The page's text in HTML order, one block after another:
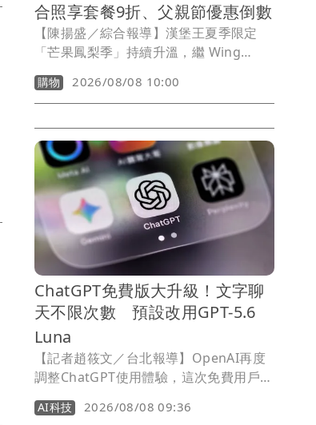
合照享套餐9折、父親節優惠倒數
【陳揚盛／綜合報導】漢堡王夏季限定
「芒果鳳梨季」持續升溫，繼 Wing
Stars 成員「一粒」擔任一日店長後，再
推出粉絲專屬優惠。即日起至9/7，凡購
買指定芒果堡並登錄發票，即有機會抽中
「一粒」親筆簽名人形立牌及限量飲料
杯；前往漢堡王長春店與全台唯一「一
粒」芒果堡主題人形立牌合照，再到全台
門市出示照片，還可享芒果堡套餐9折優
購物 2026/08/08 10:00
ChatGPT免費版大升級！文字聊
天不限次數 預設改用GPT-5.6
Luna
【記者趙筱文／台北報導】OpenAI再度
調整ChatGPT使用體驗，這次免費用戶也
迎來相當有感的升級。OpenAI宣布，
ChatGPT免費版以及入門付費方案Go將
AI科技 2026/08/08 09:36